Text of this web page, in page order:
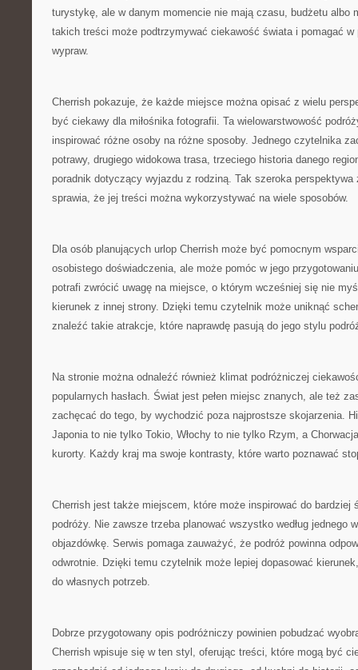
turystykę, ale w danym momencie nie mają czasu, budżetu albo
takich treści może podtrzymywać ciekawość świata i pomagać w
wypraw.
Cherrish pokazuje, że każde miejsce można opisać z wielu
być ciekawy dla miłośnika fotografii. Ta wielowarstwowość
inspirować różne osoby na różne sposoby. Jednego czytelnika
potrawy, drugiego widokowa trasa, trzeciego historia danego
poradnik dotyczący wyjazdu z rodziną. Tak szeroka
sprawia, że jej treści można wykorzystywać na wiele sposobów.
Dla osób planujących urlop Cherrish może być pomocnym
osobistego doświadczenia, ale może pomóc w jego
potrafi zwrócić uwagę na miejsce, o którym wcześniej się nie
kierunek z innej strony. Dzięki temu czytelnik może uniknąć
znaleźć takie atrakcje, które naprawdę pasują do jego stylu
Na stronie można odnaleźć również klimat podróżniczej
popularnych hasłach. Świat jest pełen miejsc znanych, ale też
zachęcać do tego, by wychodzić poza najprostsze skojarzenia.
Japonia to nie tylko Tokio, Włochy to nie tylko Rzym, a
kurorty. Każdy kraj ma swoje kontrasty, które warto poznawać
Cherrish jest także miejscem, które może inspirować do bardziej
podróży. Nie zawsze trzeba planować wszystko według jednego
objazdówkę. Serwis pomaga zauważyć, że podróż powinna
odwrotnie. Dzięki temu czytelnik może lepiej dopasować
do własnych potrzeb.
Dobrze przygotowany opis podróżniczy powinien pobudzać
Cherrish wpisuje się w ten styl, oferując treści, które mogą być